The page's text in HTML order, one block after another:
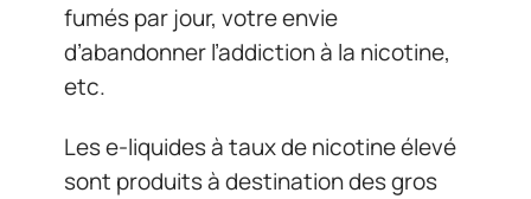
fumés par jour, votre envie
d’abandonner l’addiction à la nicotine,
etc.
Les e-liquides à taux de nicotine élevé
sont produits à destination des gros